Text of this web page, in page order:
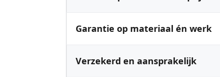
Garantie op materiaal én werk
Verzekerd en aansprakelijk